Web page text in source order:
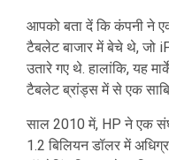
आपको बता दें कि कंपनी ने
टैबलेट बाजार में बेचे थे, जो
उतारे गए थे. हालांकि, यह
टैबलेट ब्रांड्स में से एक
साल 2010 में, HP ने एक
1.2 बिलियन डॉलर में